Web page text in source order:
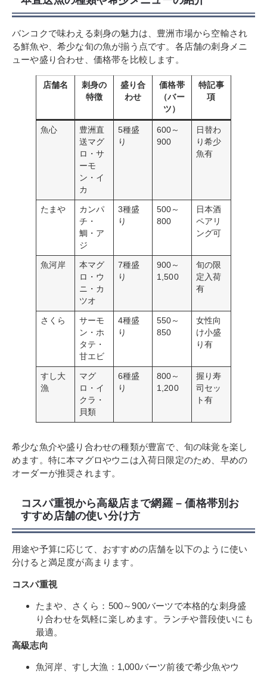
バンコクで味わえる刺身の魅力は、豊洲市場から空輸され
る鮮魚や、希少な旬の魚が揃う点です。各店舗の刺身メニ
ューや盛り合わせ、価格帯を比較します。
店舗名
刺身の
特徴
盛り合
わせ
価格帯
（バー
ツ）
特記事
項
魚心
豊洲直
送マグ
ロ・サ
ーモ
ン・イ
カ
5種盛
り
600～
900
日替わ
り希少
魚有
たまや
カンパ
チ・
鯛・ア
ジ
3種盛
り
500～
800
日本酒
ペアリ
ング可
魚河岸
本マグ
ロ・ウ
ニ・カ
ツオ
7種盛
り
900～
1,500
旬の限
定入荷
有
さくら
サーモ
ン・ホ
タテ・
甘エビ
4種盛
り
550～
850
女性向
け小盛
り有
すし大
漁
マグ
ロ・イ
クラ・
貝類
6種盛
り
800～
1,200
握り寿
司セッ
ト有
希少な魚介や盛り合わせの種類が豊富で、旬の味覚を楽し
めます。特に本マグロやウニは入荷日限定のため、早めの
オーダーが推奨されます。
コスパ重視から高級店まで網羅 – 価格帯別お
すすめ店舗の使い分け方
用途や予算に応じて、おすすめの店舗を以下のように使い
分けると満足度が高まります。
コスパ重視
たまや、さくら：500～900バーツで本格的な刺身盛
り合わせを気軽に楽しめます。ランチや普段使いにも
最適。
高級志向
魚河岸、すし大漁：1,000バーツ前後で希少魚やウ